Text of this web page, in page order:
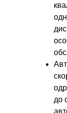
до